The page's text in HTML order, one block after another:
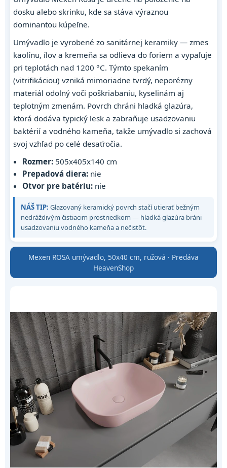
dosku alebo skrinku, kde sa stáva výraznou
dominantou kúpeľne.
Umývadlo je vyrobené zo sanitárnej keramiky — zmes
kaolínu, ílov a kremeňa sa odlieva do foriem a vypaľuje
pri teplotách nad 1200 °C. Týmto spekaním
(vitrifikáciou) vzniká mimoriadne tvrdý, neporézny
materiál odolný voči poškriabaniu, kyselinám aj
teplotným zmenám. Povrch chráni hladká glazúra,
ktorá dodáva typický lesk a zabraňuje usadzovaniu
baktérií a vodného kameňa, takže umývadlo si zachová
svoj vzhľad po celé desaťročia.
Rozmer: 505x405x140 cm
Prepadová diera: nie
Otvor pre batériu: nie
NÁŠ TIP: Glazovaný keramický povrch stačí utierať bežným
nedráždivým čistiacim prostriedkom — hladká glazúra bráni
usadzovaniu vodného kameňa a nečistôt.
Mexen ROSA umývadlo, 50x40 cm, ružová · Predáva
HeavenShop